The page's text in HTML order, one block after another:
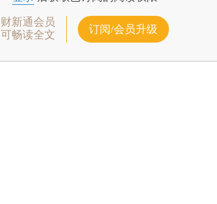
财新通会员
可畅读全文
订阅/会员升级